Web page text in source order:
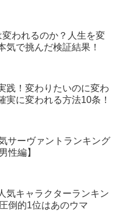
われるのか？人生を変
気で挑んだ検証結果！
践！変わりたいのに変わ
実に変われる方法10条！
サーヴァントランキング
性編】
気キャラクターランキン
倒的1位はあのウマ